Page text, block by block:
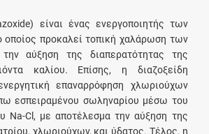
είναι ένας ενεργοποιητής των
οποίος προκαλεί τοπική χαλάρωση των
αύξηση της διαπερατότητας της
καλίου. Επίσης, η διαζοξείδη
επαναρρόφηση χλωριούχων
εσπειραμένου σωληναρίου μέσω του
Na-Cl, με αποτέλεσμα την αύξηση της
χλωριούχων, και ύδατος. Τέλος, η